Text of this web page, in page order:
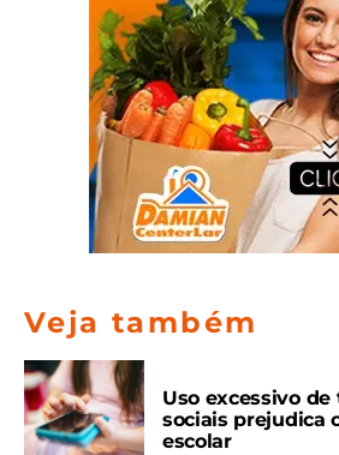
Veja também
Uso excessivo de
sociais prejudica
escolar